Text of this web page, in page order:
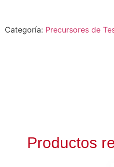
Categoría: Precursores de
Productos